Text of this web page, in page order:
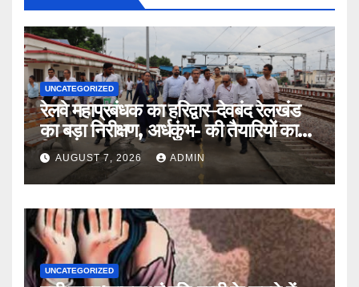
UNCATEGORIZED
रेलवे महाप्रबंधक का हरिद्वार–देवबंद रेलखंड
का बड़ा निरीक्षण, अर्धकुंभ- की तैयारियों का
लिया जायजा
AUGUST 7, 2026 ADMIN
UNCATEGORIZED